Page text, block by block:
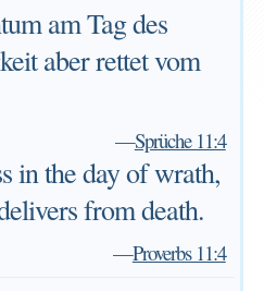
am Tag des
aber rettet vom
—Sprüche 11:4
in the day of wrath,
from death.
—Proverbs 11:4